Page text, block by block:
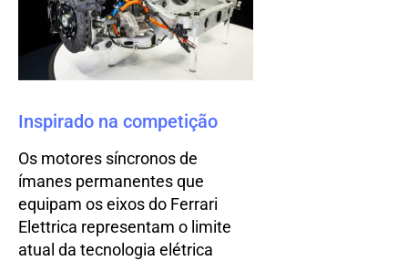
Inspirado na competição
Os motores síncronos de
ímanes permanentes que
equipam os eixos do Ferrari
Elettrica representam o limite
atual da tecnologia elétrica